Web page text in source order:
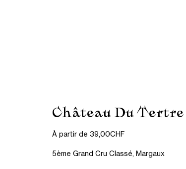
Château Du Tertre
À partir de 39,00CHFPrix
5ème Grand Cru Classé, Margaux